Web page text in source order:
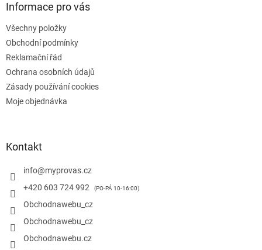
Informace pro vás
Všechny položky
Obchodní podmínky
Reklamační řád
Ochrana osobních údajů
Zásady používání cookies
Moje objednávka
Kontakt
info@myprovas.cz
+420 603 724 992
Obchodnawebu_cz
Obchodnawebu_cz
Obchodnawebu.cz